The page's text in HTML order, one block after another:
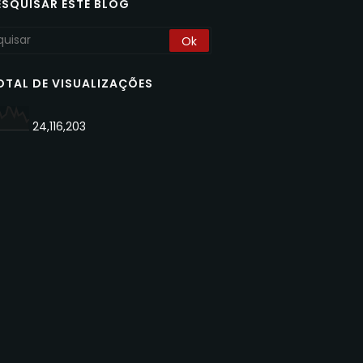
ESTE BLOG
DE VISUALIZAÇÕES
24,116,203